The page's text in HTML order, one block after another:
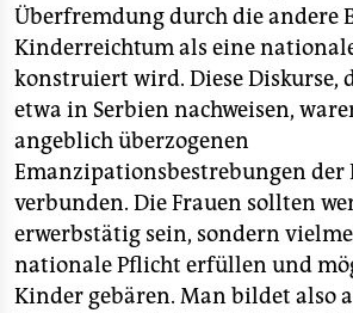
Überfremdung durch die andere
Kinderreichtum als eine
konstruiert wird. Diese Diskurse,
etwa in Serbien nachweisen,
angeblich überzogenen
Emanzipationsbestrebungen der
verbunden. Die Frauen sollten
erwerbstätig sein, sondern
nationale Pflicht erfüllen und
Kinder gebären. Man bildet also